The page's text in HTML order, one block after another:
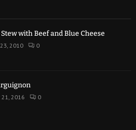
with Beef and Blue Cheese
2010 0
2016 0